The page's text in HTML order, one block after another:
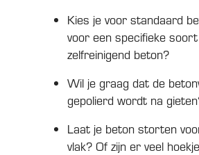
Kies je voor standaard
voor een specifieke
zelfreinigend beton?
Wil je graag dat de
gepolierd wordt na
Laat je beton storten
vlak? Of zijn er veel